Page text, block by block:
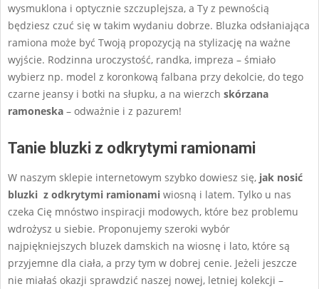
wysmuklona i optycznie szczuplejsza, a Ty z pewnością
będziesz czuć się w takim wydaniu dobrze. Bluzka odsłaniająca
ramiona może być Twoją propozycją na stylizację na ważne
wyjście. Rodzinna uroczystość, randka, impreza – śmiało
wybierz np. model z koronkową falbana przy dekolcie, do tego
czarne jeansy i botki na słupku, a na wierzch skórzana
ramoneska – odważnie i z pazurem!
Tanie bluzki z odkrytymi ramionami
W naszym sklepie internetowym szybko dowiesz się, jak nosić
bluzki z odkrytymi ramionami wiosną i latem. Tylko u nas
czeka Cię mnóstwo inspiracji modowych, które bez problemu
wdrożysz u siebie. Proponujemy szeroki wybór
najpiękniejszych bluzek damskich na wiosnę i lato, które są
przyjemne dla ciała, a przy tym w dobrej cenie. Jeżeli jeszcze
nie miałaś okazji sprawdzić naszej nowej, letniej kolekcji –